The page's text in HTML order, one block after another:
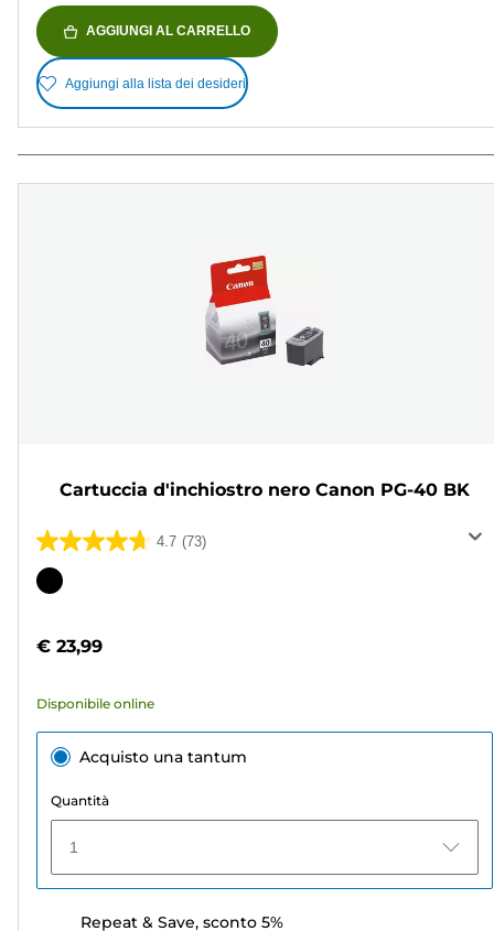
AGGIUNGI AL CARRELLO
Aggiungi alla lista dei desideri
Cartuccia d'inchiostro nero Canon PG-40 BK
4.7 (73)
4.7
su
73
Cartuccia
€ 23,99
Disponibile online
Acquisto una tantum
Quantità
1
Repeat & Save, sconto 5%